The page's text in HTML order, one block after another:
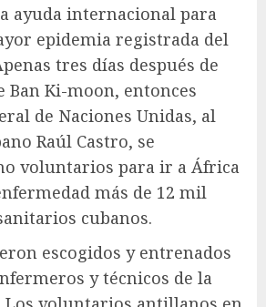
ayuda internacional para
epidemia registrada del
tres días después de
Ban Ki-moon, entonces
de Naciones Unidas, al
Raúl Castro, se
voluntarios para ir a África
más de 12 mil
cubanos.
escogidos y entrenados
y técnicos de la